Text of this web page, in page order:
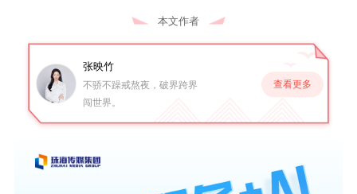
本文作者
张映竹
不骄不躁戒熬夜，破界跨界
闯世界。
查看更多